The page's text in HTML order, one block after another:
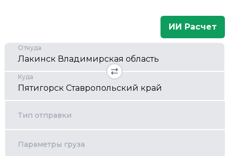
ИИ Расчет
Откуда
Куда
Тип отправки
Параметры груза